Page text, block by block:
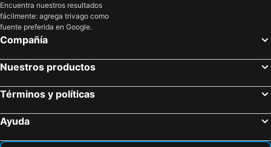
Encuentra nuestros resultados
fácilmente: agrega trivago como
fuente preferida en Google.
Compañía
Nuestros productos
Términos y políticas
Ayuda